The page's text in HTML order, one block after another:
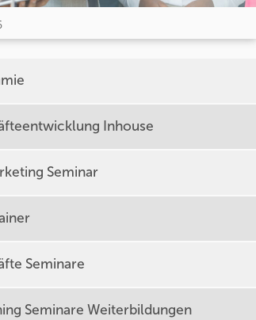
Inhouse
Seminar
Seminare
Seminare Weiterbildungen